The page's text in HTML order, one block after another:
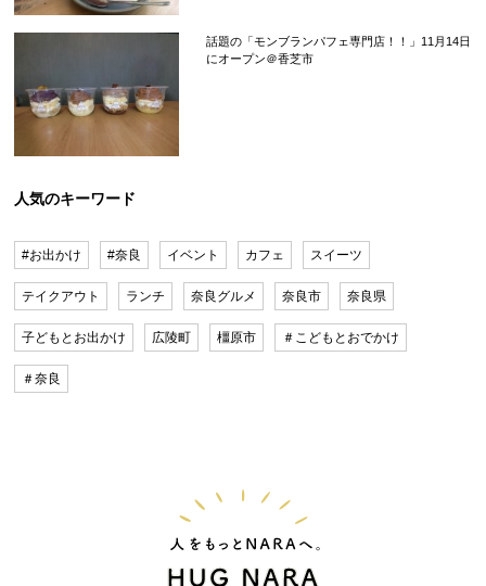
話題の「モンブランパフェ専門店！！」11月14日
にオープン＠香芝市
人気のキーワード
#お出かけ #奈良 イベント カフェ スイーツ
テイクアウト ランチ 奈良グルメ 奈良市 奈良県
子どもとお出かけ 広陵町 橿原市 ＃こどもとおでかけ
＃奈良